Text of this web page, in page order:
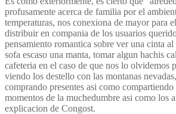
profusamente acerca de familia por el
temperaturas, nos conexiona de mayor para
distribuir en compania de los usuarios
pensamiento romantica sobre ver una cinta
sofa escaso una manta, tomar algun hachis
cafeteria en el caso de que nos lo olvidemos
viendo los destello con las montanas
comprando presentes asi­ como
momentos de la muchedumbre asi­ como los
explicacion de Congost.